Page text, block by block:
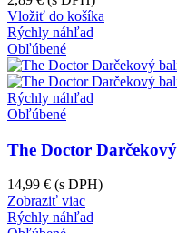
Vložiť do košíka
Rýchly náhľad
Obľúbené
Rýchly náhľad
Obľúbené
The Doctor
14,99 € (s DPH)
Zobraziť viac
Rýchly náhľad